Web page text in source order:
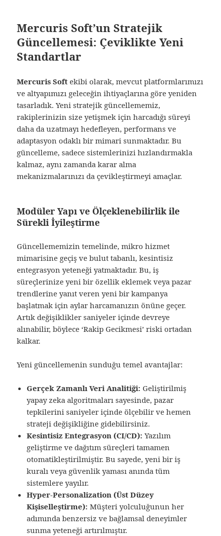
Mercuris Soft’un Stratejik
Güncellemesi: Çeviklikte Yeni
Standartlar
Mercuris Soft ekibi olarak, mevcut platformlarımızı
ve altyapımızı geleceğin ihtiyaçlarına göre yeniden
tasarladık. Yeni stratejik güncellememiz,
rakiplerinizin size yetişmek için harcadığı süreyi
daha da uzatmayı hedefleyen, performans ve
adaptasyon odaklı bir mimari sunmaktadır. Bu
güncelleme, sadece sistemlerinizi hızlandırmakla
kalmaz, aynı zamanda karar alma
mekanizmalarınızı da çevikleştirmeyi amaçlar.
Modüler Yapı ve Ölçeklenebilirlik ile
Sürekli İyileştirme
Güncellememizin temelinde, mikro hizmet
mimarisine geçiş ve bulut tabanlı, kesintisiz
entegrasyon yeteneği yatmaktadır. Bu, iş
süreçlerinize yeni bir özellik eklemek veya pazar
trendlerine yanıt veren yeni bir kampanya
başlatmak için aylar harcamanızın önüne geçer.
Artık değişiklikler saniyeler içinde devreye
alınabilir, böylece ‘Rakip Gecikmesi’ riski ortadan
kalkar.
Yeni güncellemenin sunduğu temel avantajlar:
Gerçek Zamanlı Veri Analitiği: Geliştirilmiş
yapay zeka algoritmaları sayesinde, pazar
tepkilerini saniyeler içinde ölçebilir ve hemen
strateji değişikliğine gidebilirsiniz.
Kesintisiz Entegrasyon (CI/CD): Yazılım
geliştirme ve dağıtım süreçleri tamamen
otomatikleştirilmiştir. Bu sayede, yeni bir iş
kuralı veya güvenlik yaması anında tüm
sistemlere yayılır.
Hyper-Personalization (Üst Düzey
Kişiselleştirme): Müşteri yolculuğunun her
adımında benzersiz ve bağlamsal deneyimler
sunma yeteneği artırılmıştır.